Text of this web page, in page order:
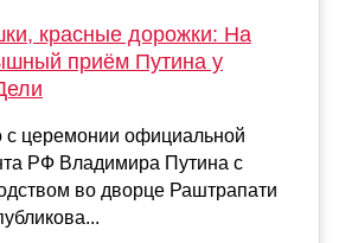
красные дорожки: На
приём Путина у
с церемонии официальной
РФ Владимира Путина с
во дворце Раштрапати